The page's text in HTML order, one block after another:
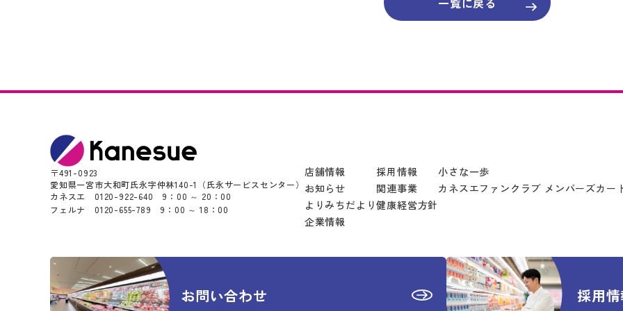
〒491-0923
愛知県一宮市大和町氏永字仲林140-1
（氏永サービスセンター）
カネスエ 0120-922-640 9：00 ～ 20：00
フェルナ 0120-655-789 9：00 ～ 18：00
店舗情報
お知らせ
よりみちだより
企業情報
採用情報
関連事業
健康経営方針
小さな一歩
カネスエファンクラブ メンバーズカー
お問い合わせ 採用